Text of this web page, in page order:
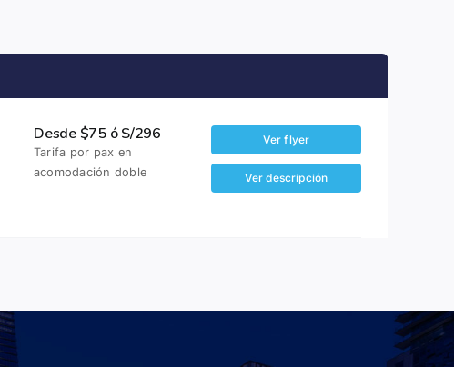
Desde $75 ó S/296
Tarifa por pax en
acomodación doble
Ver flyer
Ver descripción